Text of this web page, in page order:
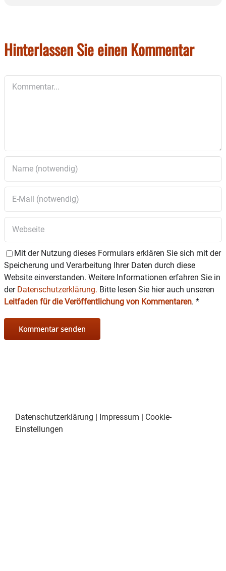
Hinterlassen Sie einen Kommentar
Mit der Nutzung dieses Formulars erklären Sie sich mit der
Speicherung und Verarbeitung Ihrer Daten durch diese
Website einverstanden. Weitere Informationen erfahren Sie in
der Datenschutzerklärung. Bitte lesen Sie hier auch unseren
Leitfaden für die Veröffentlichung von Kommentaren. *
Datenschutzerklärung | Impressum | Cookie-
Einstellungen